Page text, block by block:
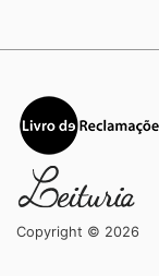
Copyright © 2026